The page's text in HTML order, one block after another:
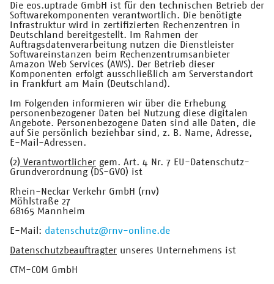
Die eos.uptrade GmbH ist für den technischen Betrieb der
Softwarekomponenten verantwortlich. Die benötigte
Infrastruktur wird in zertifizierten Rechenzentren in
Deutschland bereitgestellt. Im Rahmen der
Auftragsdatenverarbeitung nutzen die Dienstleister
Softwareinstanzen beim Rechenzentrumsanbieter
Amazon Web Services (AWS). Der Betrieb dieser
Komponenten erfolgt ausschließlich am Serverstandort
in Frankfurt am Main (Deutschland).
Im Folgenden informieren wir über die Erhebung
personenbezogener Daten bei Nutzung diese digitalen
Angebote. Personenbezogene Daten sind alle Daten, die
auf Sie persönlich beziehbar sind, z. B. Name, Adresse,
E-Mail-Adressen.
(2) Verantwortlicher gem. Art. 4 Nr. 7 EU-Datenschutz-
Grundverordnung (DS-GVO) ist
Rhein-Neckar Verkehr GmbH (rnv)
Möhlstraße 27
68165 Mannheim
E-Mail: datenschutz@rnv-online.de
Datenschutzbeauftragter unseres Unternehmens ist
CTM-COM GmbH